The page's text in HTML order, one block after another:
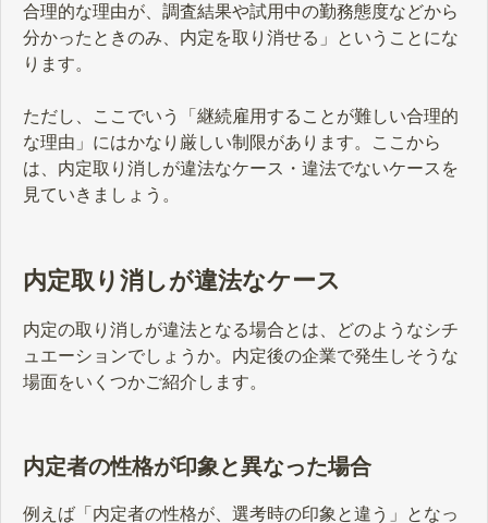
合理的な理由が、調査結果や試用中の勤務態度などから
分かったときのみ、内定を取り消せる」ということにな
ります。
ただし、ここでいう「継続雇用することが難しい合理的
な理由」にはかなり厳しい制限があります。ここから
は、内定取り消しが違法なケース・違法でないケースを
見ていきましょう。
内定取り消しが違法なケース
内定の取り消しが違法となる場合とは、どのようなシチ
ュエーションでしょうか。内定後の企業で発生しそうな
場面をいくつかご紹介します。
内定者の性格が印象と異なった場合
例えば「内定者の性格が、選考時の印象と違う」となっ